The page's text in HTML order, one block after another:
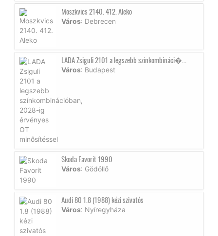
Moszkvics 2140. 412. Aleko
Város: Debrecen
LADA Zsiguli 2101 a legszebb színkombináci�...
Város: Budapest
Skoda Favorit 1990
Város: Gödöllő
Audi 80 1.8 (1988) kézi szivatós
Város: Nyíregyháza